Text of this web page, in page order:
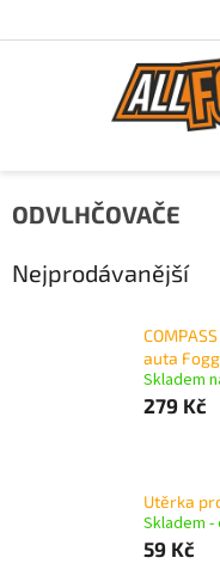
ODVLHČOVAČE
Nejprodávanější
auta
Skladem
279 Kč
Utěrka
Skladem -
59 Kč